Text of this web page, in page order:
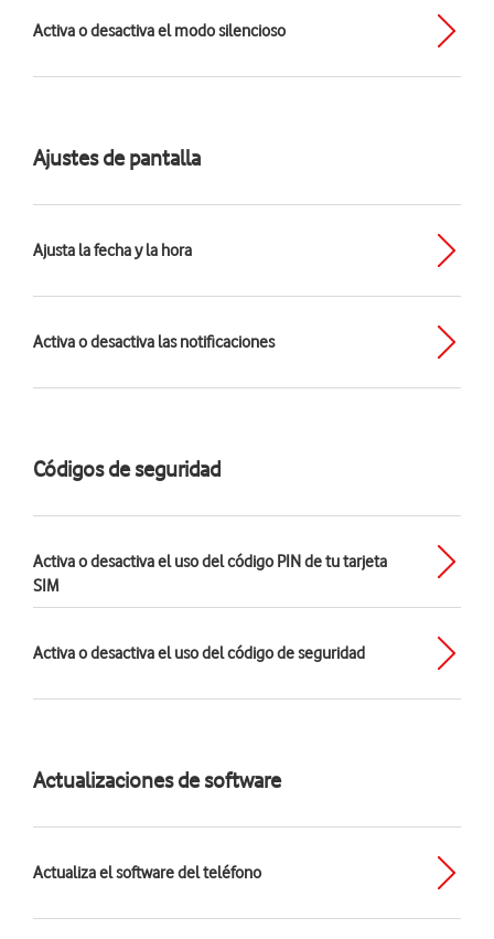
Activa o desactiva el modo silencioso
Ajustes de pantalla
Ajusta la fecha y la hora
Activa o desactiva las notificaciones
Códigos de seguridad
Activa o desactiva el uso del código PIN de tu tarjeta
SIM
Activa o desactiva el uso del código de seguridad
Actualizaciones de software
Actualiza el software del teléfono